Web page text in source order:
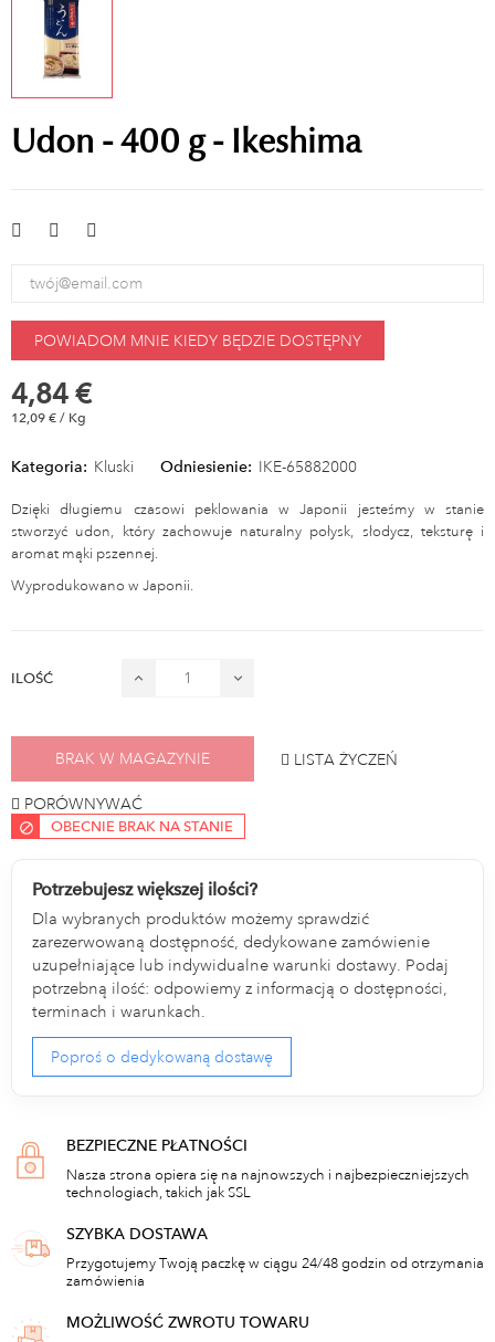
Udon - 400 g - Ikeshima
POWIADOM MNIE KIEDY BĘDZIE DOSTĘPNY
4,84 €
12,09 € / Kg
Kategoria: Kluski Odniesienie: IKE-65882000
Dzięki długiemu czasowi peklowania w Japonii jesteśmy w stanie
stworzyć udon, który zachowuje naturalny połysk, słodycz, teksturę i
aromat mąki pszennej.
Wyprodukowano w Japonii.
ILOŚĆ
BRAK W MAGAZYNIE LISTA ŻYCZEŃ
PORÓWNYWAĆ
OBECNIE BRAK NA STANIE
Potrzebujesz większej ilości?
Dla wybranych produktów możemy sprawdzić
zarezerwowaną dostępność, dedykowane zamówienie
uzupełniające lub indywidualne warunki dostawy. Podaj
potrzebną ilość: odpowiemy z informacją o dostępności,
terminach i warunkach.
Poproś o dedykowaną dostawę
BEZPIECZNE PŁATNOŚCI
Nasza strona opiera się na najnowszych i najbezpieczniejszych
technologiach, takich jak SSL
SZYBKA DOSTAWA
Przygotujemy Twoją paczkę w ciągu 24/48 godzin od otrzymania
zamówienia
MOŻLIWOŚĆ ZWROTU TOWARU